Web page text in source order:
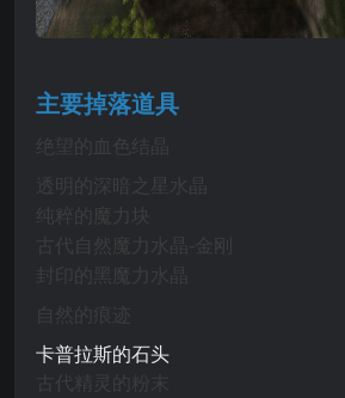
主要掉落道具
绝望的血色结晶
透明的深暗之星水晶
纯粹的魔力块
古代自然魔力水晶-金刚
封印的黑魔力水晶
自然的痕迹
卡普拉斯的石头
古代精灵的粉末